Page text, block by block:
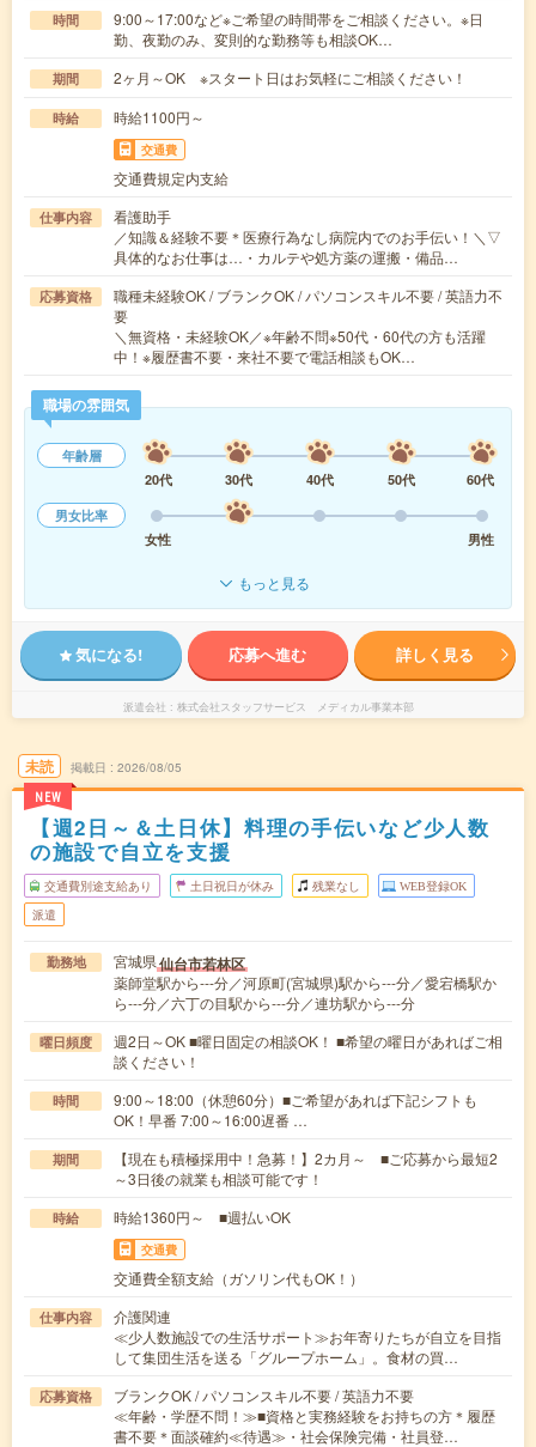
時間
9:00～17:00など※ご希望の時間帯をご相談ください。※日
勤、夜勤のみ、変則的な勤務等も相談OK…
期間 2ヶ月～OK ※スタート日はお気軽にご相談ください！
時給 時給1100円～
交通費
交通費規定内支給
仕事内容
看護助手
／知識＆経験不要＊医療行為なし病院内でのお手伝い！＼▽
具体的なお仕事は…・カルテや処方薬の運搬・備品…
応募資格
職種未経験OK / ブランクOK / パソコンスキル不要 / 英語力不
要
＼無資格・未経験OK／※年齢不問※50代・60代の方も活躍
中！※履歴書不要・来社不要で電話相談もOK…
職場の雰囲気
年齢層
20代
30代 40代 50代
60代
男女比率
女性
男性
もっと見る
気になる! 応募へ進む 詳しく見る
派遣会社 株式会社スタッフサービス メディカル事業本部
未読
NEW
掲載日 2026/08/05
【週2日～＆土日休】料理の手伝いなど少人数
の施設で自立を支援
交通費別途支給あり 土日祝日が休み 残業なし WEB登録OK
派遣
勤務地 宮城県仙台市若林区
薬師堂駅から---分／河原町(宮城県)駅から---分／愛宕橋駅か
ら---分／六丁の目駅から---分／連坊駅から---分
曜日頻度
週2日～OK ■曜日固定の相談OK！ ■希望の曜日があればご相
談ください！
時間
9:00～18:00（休憩60分）■ご希望があれば下記シフトも
OK！早番 7:00～16:00遅番 …
期間
【現在も積極採用中！急募！】2カ月～ ■ご応募から最短2
～3日後の就業も相談可能です！
時給 時給1360円～ ■週払いOK
交通費
交通費全額支給（ガソリン代もOK！）
仕事内容
介護関連
≪少人数施設での生活サポート≫お年寄りたちが自立を目指
して集団生活を送る「グループホーム」。食材の買…
応募資格
ブランクOK / パソコンスキル不要 / 英語力不要
≪年齢・学歴不問！≫■資格と実務経験をお持ちの方＊履歴
書不要＊面談確約≪待遇≫・社会保険完備・社員登…